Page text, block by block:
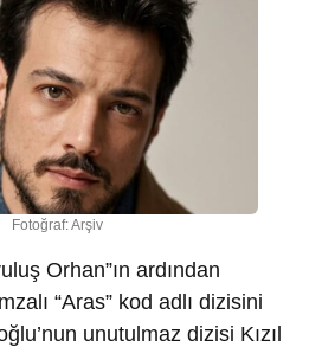
Fotoğraf: Arşiv
Orhan”ın ardından
“Aras” kod adlı dizisini
unutulmaz dizisi Kızıl